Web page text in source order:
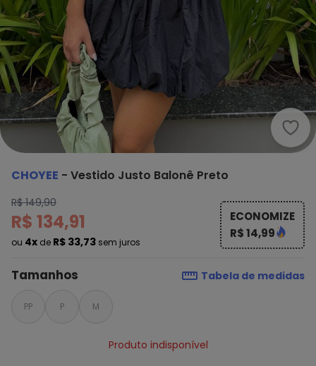
CHOYEE - Vestido Justo Balonê Preto
R$ 149,90
R$ 134,91
ou 4x de R$ 33,73 sem juros
ECONOMIZE
R$ 14,99
Tamanhos Tabela de medidas
PP P M
Produto indisponível